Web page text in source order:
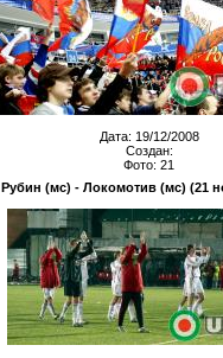
Дата: 19/12/2008
Создан:
Фото: 21
Рубин (мс) - Локомотив (мс) (21